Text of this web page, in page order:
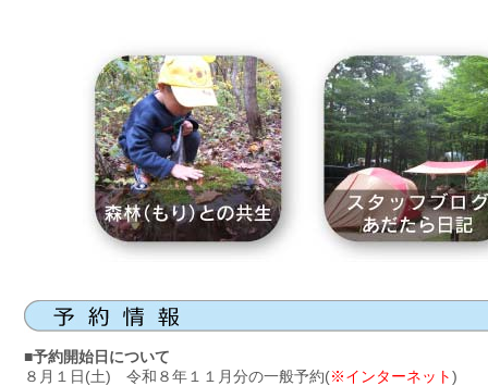
■予約開始日について
８月１日(土) 令和８年１１月分の一般予約(※インターネット)